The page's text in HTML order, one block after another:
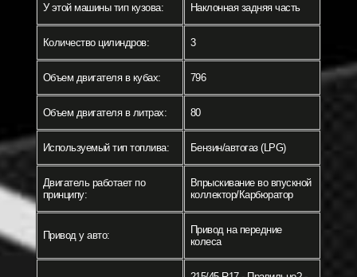
У этой машины тип кузова: Наклонная задняя часть
Количество цилиндров: 3
Объем двигателя в кубах: 796
Объем двигателя в литрах: 80
Используемый тип топлива: Бензин/автогаз (LPG)
Двигатель работает по
принципу:
Впрыскивание во впускной
коллектор/Карбюратор
Привод у авто:
Привод на передние
колеса